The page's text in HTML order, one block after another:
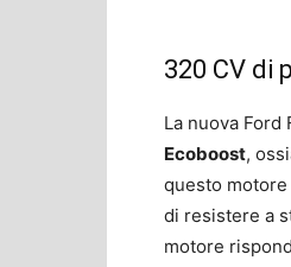
320 CV di
La nuova
Ecoboost,
questo motore
di resistere a
motore